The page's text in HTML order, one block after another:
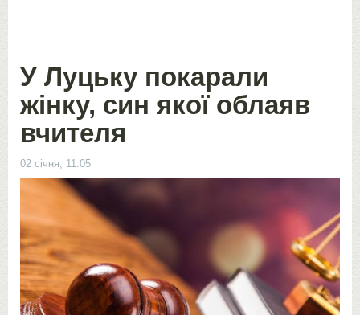
У Луцьку покарали
жінку, син якої облаяв
вчителя
02 січня, 11:05